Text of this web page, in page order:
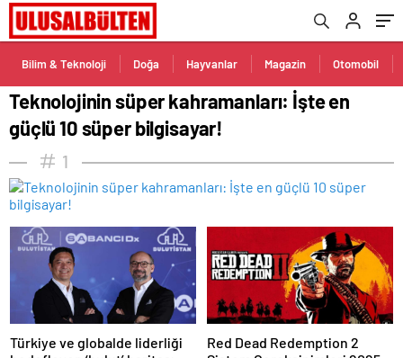
Bilim & Teknoloji Doğa Hayvanlar Magazin Otomobil
Teknolojinin süper kahramanları: İşte en
güçlü 10 süper bilgisayar!
1
Türkiye ve globalde liderliği
Red Dead Redemption 2